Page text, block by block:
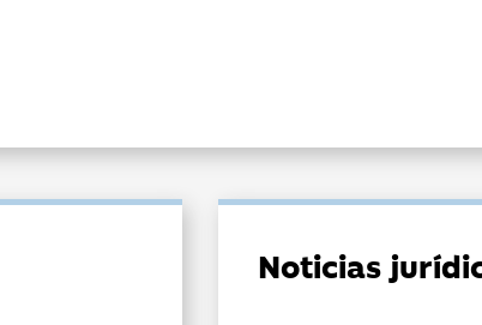
Noticias